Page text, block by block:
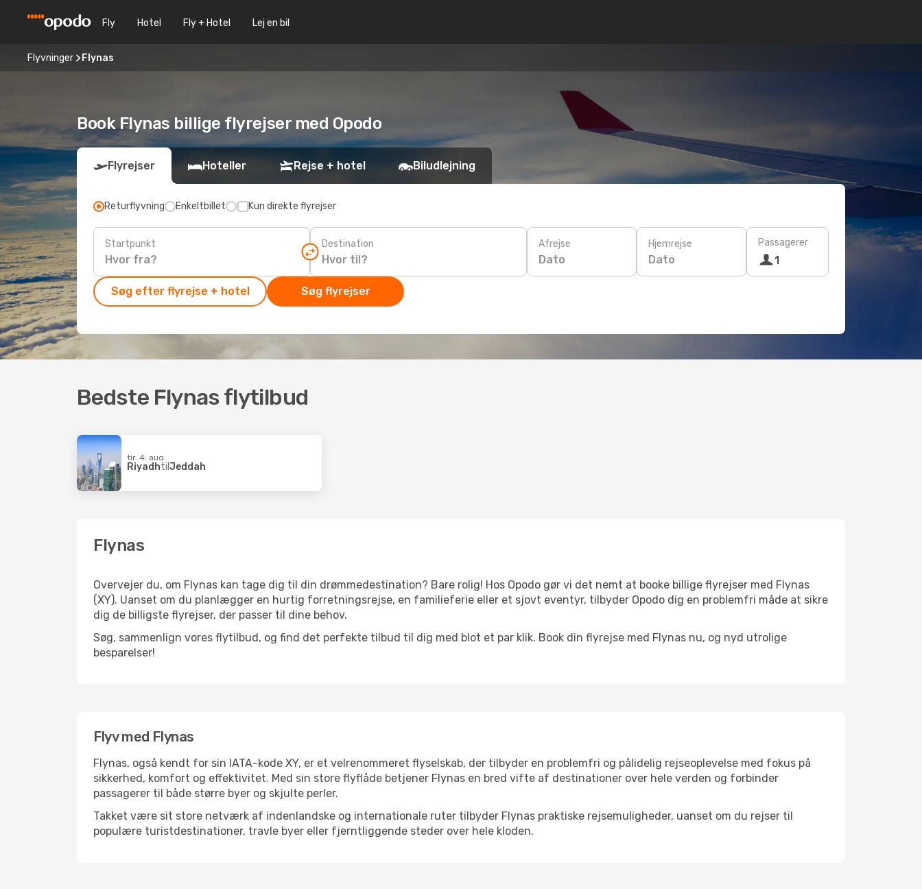
Fly Hotel Fly + Hotel Lej en bil
Flyvninger Flynas
Book Flynas billige flyrejser med Opodo
Flyrejser Hoteller Rejse + hotel Biludlejning
Returflyvning Enkeltbillet Kun direkte flyrejser
Startpunkt Destination Afrejse
Dato
Hjemrejse
Dato
Passagerer
1
Søg efter flyrejse + hotel Søg flyrejser
Bedste Flynas flytilbud
tir. 4. aug.
Riyadhtil Jeddah
Flynas
Overvejer du, om Flynas kan tage dig til din drømmedestination? Bare rolig! Hos Opodo gør vi det nemt at booke billige flyrejser med Flynas
(XY). Uanset om du planlægger en hurtig forretningsrejse, en familieferie eller et sjovt eventyr, tilbyder Opodo dig en problemfri måde at sikre
dig de billigste flyrejser, der passer til dine behov.
Søg, sammenlign vores flytilbud, og find det perfekte tilbud til dig med blot et par klik. Book din flyrejse med Flynas nu, og nyd utrolige
besparelser!
Flyv med Flynas
Flynas, også kendt for sin IATA-kode XY, er et velrenommeret flyselskab, der tilbyder en problemfri og pålidelig rejseoplevelse med fokus på
sikkerhed, komfort og effektivitet. Med sin store flyflåde betjener Flynas en bred vifte af destinationer over hele verden og forbinder
passagerer til både større byer og skjulte perler.
Takket være sit store netværk af indenlandske og internationale ruter tilbyder Flynas praktiske rejsemuligheder, uanset om du rejser til
populære turistdestinationer, travle byer eller fjerntliggende steder over hele kloden.